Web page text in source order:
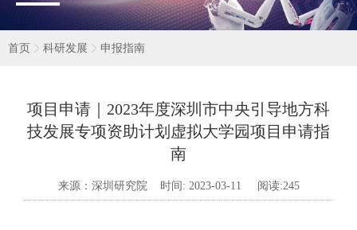
首页 科研发展 申报指南
项目申请｜2023年度深圳市中央引导地方科
技发展专项资助计划虚拟大学园项目申请指
南
来源：深圳研究院 时间: 2023-03-11 阅读:245